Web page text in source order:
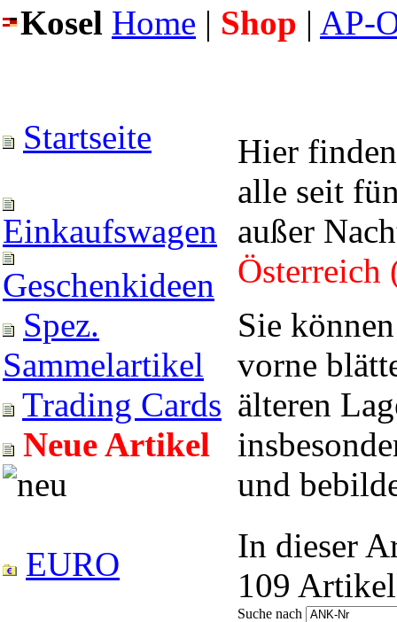
Kosel Home | Shop | AP-
Startseite
Einkaufswagen
Geschenkideen
Spez.
Sammelartikel
Trading Cards
Neue Artikel
EURO
Hier
alle seit
außer
Österreich
Sie
vorne
älteren
und
In dieser
109
Suche nach